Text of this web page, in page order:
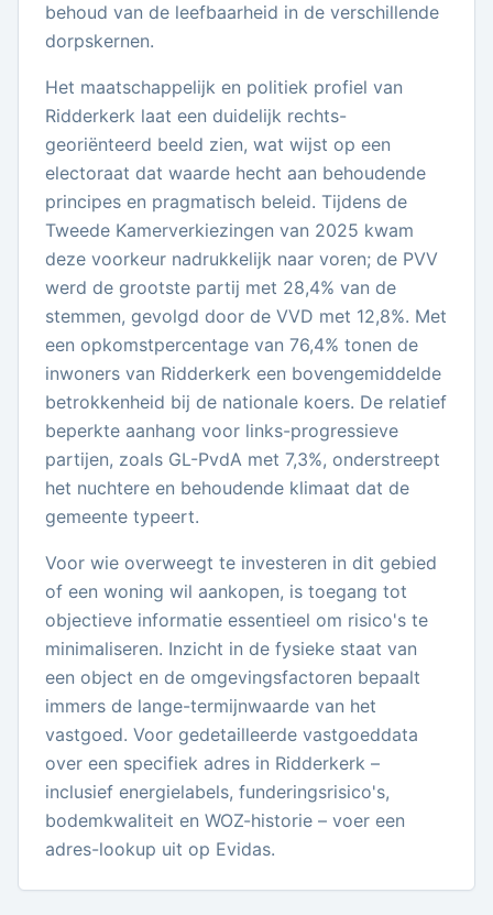
behoud van de leefbaarheid in de verschillende
dorpskernen.
Het maatschappelijk en politiek profiel van
Ridderkerk laat een duidelijk rechts-
georiënteerd beeld zien, wat wijst op een
electoraat dat waarde hecht aan behoudende
principes en pragmatisch beleid. Tijdens de
Tweede Kamerverkiezingen van 2025 kwam
deze voorkeur nadrukkelijk naar voren; de PVV
werd de grootste partij met 28,4% van de
stemmen, gevolgd door de VVD met 12,8%. Met
een opkomstpercentage van 76,4% tonen de
inwoners van Ridderkerk een bovengemiddelde
betrokkenheid bij de nationale koers. De relatief
beperkte aanhang voor links-progressieve
partijen, zoals GL-PvdA met 7,3%, onderstreept
het nuchtere en behoudende klimaat dat de
gemeente typeert.
Voor wie overweegt te investeren in dit gebied
of een woning wil aankopen, is toegang tot
objectieve informatie essentieel om risico's te
minimaliseren. Inzicht in de fysieke staat van
een object en de omgevingsfactoren bepaalt
immers de lange-termijnwaarde van het
vastgoed. Voor gedetailleerde vastgoeddata
over een specifiek adres in Ridderkerk –
inclusief energielabels, funderingsrisico's,
bodemkwaliteit en WOZ-historie – voer een
adres-lookup uit op Evidas.